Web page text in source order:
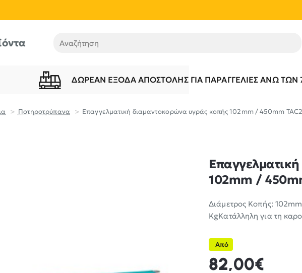
Αναζήτηση
ΔΩΡΕΆΝ ΈΞΟΔΑ ΑΠΟΣΤΟΛΉΣ ΓΙΑ ΠΑΡΑΓΓΕΛΊΕΣ ΆΝΩ ΤΩΝ
Ποτηροτρύπανα Επαγγελματική διαμαντοκορώνα υγράς κοπής 102mm / 450mm
102mm /
Διάμετρος Κοπής:
KgΚατάλληλη για τη
Από
82,00€